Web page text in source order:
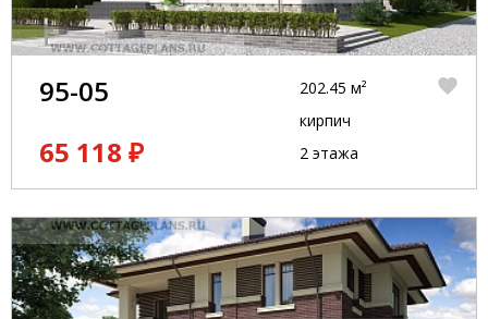
95-05
65 118 ₽
202.45 м²
кирпич
2 этажа